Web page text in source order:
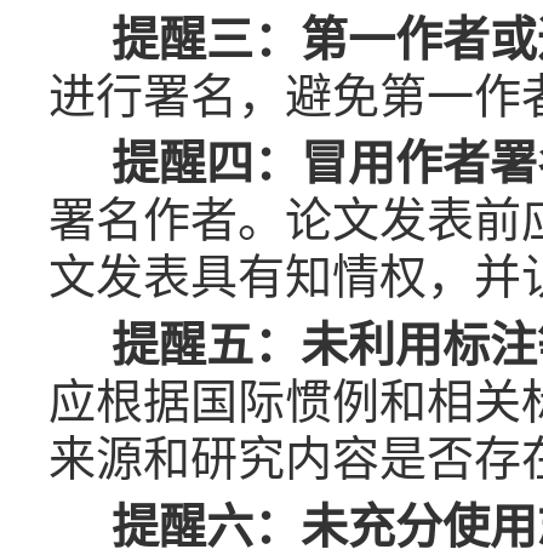
提醒三：第一作者
进行署名，避免第一
提醒四：冒用作者
署名作者。论文发表
文发表具有知情权，
提醒五：未利用标
应根据国际惯例和相
来源和研究内容是否存
提醒六：未充分使